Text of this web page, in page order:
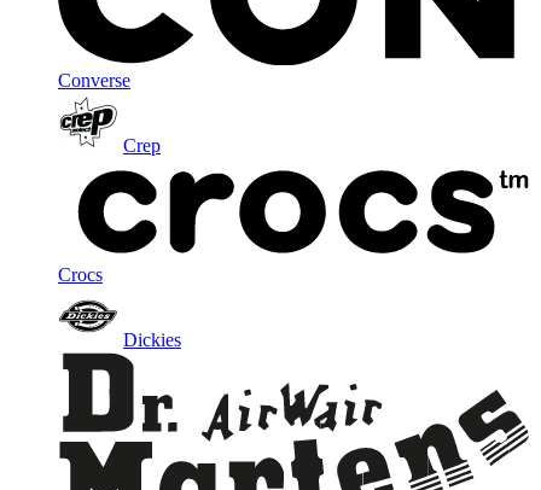
Converse
Crep
Crocs
Dickies